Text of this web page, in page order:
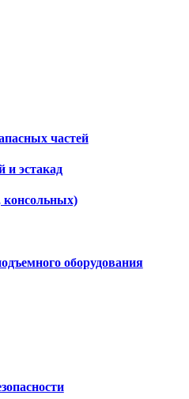
частей
и эстакад
консольных)
оборудования